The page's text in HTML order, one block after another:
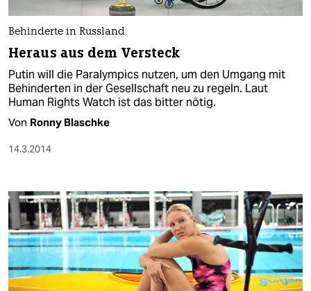
Behinderte in Russland
Heraus aus dem Versteck
Putin will die Paralympics nutzen, um den Umgang mit
Behinderten in der Gesellschaft neu zu regeln. Laut
Human Rights Watch ist das bitter nötig.
Von Ronny Blaschke
14.3.2014